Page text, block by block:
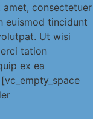
consectetuer
euismod tincidunt
Ut wisi
tation
ex ea